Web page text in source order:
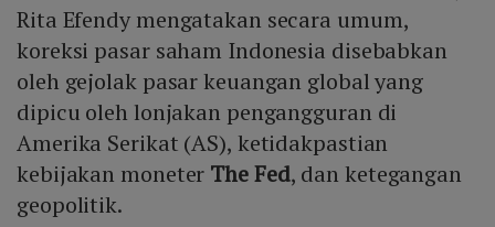
Rita Efendy mengatakan secara umum,
koreksi pasar saham Indonesia disebabkan
oleh gejolak pasar keuangan global yang
dipicu oleh lonjakan pengangguran di
Amerika Serikat (AS), ketidakpastian
kebijakan moneter The Fed, dan ketegangan
geopolitik.